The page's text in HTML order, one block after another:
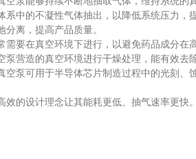
的不凝性气体抽出，以降低系统压力，
离，提高产品质量。
在真空环境下进行，以避免药品成分在
营造的真空环境进行干燥处理，能有效去
可用于半导体芯片制造过程中的光刻、
设计理念让其能耗更低、抽气速率更快